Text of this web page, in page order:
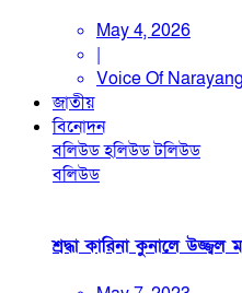
May 4, 2026
|
Voice Of
জাতীয়
বিনোদন
বলিউডহলিউডটলিউড
বলিউড
শ্রদ্ধা কারিনা কুনালে উজ্জ্বল